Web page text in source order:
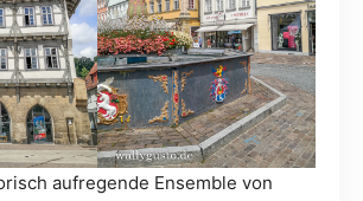
aufregende Ensemble von